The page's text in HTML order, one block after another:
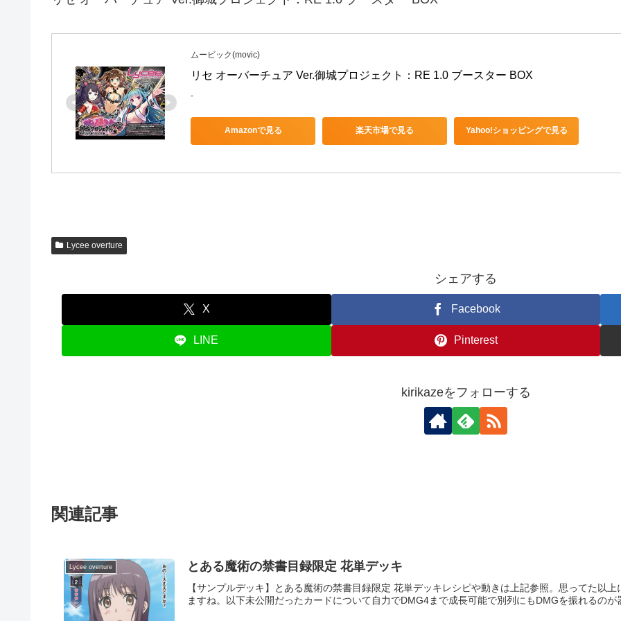
ムービック(movic)
リセ オーバーチュア Ver.御城プロジェクト：RE 1.0 ブースター BOX
-
Amazonで見る 楽天市場で見る Yahoo!ショッピングで見る
Lycee overture
シェアする
X Facebook
LINE Pinterest
kirikazeをフォローする
関連記事
Lycee overture とある魔術の禁書目録限定 花単デッキ
【サンプルデッキ】とある魔術の禁書目録限定 花単デッキレシピや動きは上記参照。思ってた以
ますね。以下未公開だったカードについて自力でDMG4まで成長可能で別列にもDMGを振れるのが